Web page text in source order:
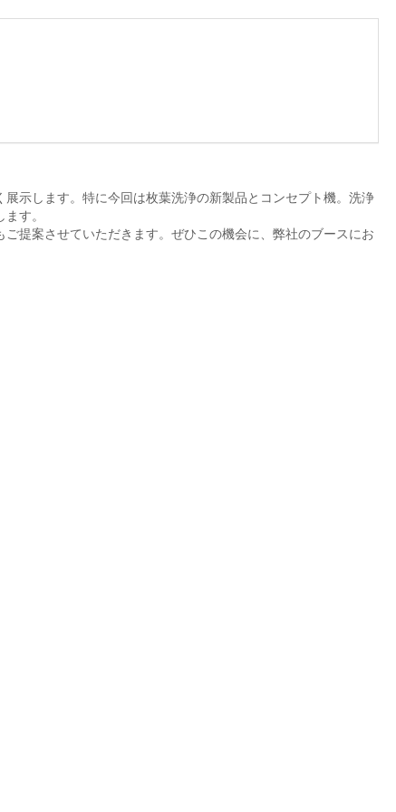
示します。特に今回は枚葉洗浄の新製品とコンセプト機。洗浄
す。
提案させていただきます。ぜひこの機会に、弊社のブースにお